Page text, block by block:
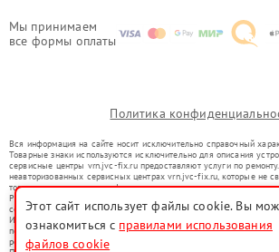
Мы принимаем
все формы оплаты
Политика
Вся информация на сайте носит исключительно справочный
Товарные знаки используются исключительно для описания
сервисные центры vrn.jvc-fix.ru предоставляют услуги по
неавторизованных сервисных центрах vrn.jvc-fix.ru, которые не
товарных знаков или их официальными представителями.
Ремонт осуществляется для устройств, уже введенных в
со статьей 1487 ГК РФ.
Использование товарных знаков не преследует цели
потребителей в заблуждение, а служит для информирования о
ремонту техники указанных брендов.
Этот сайт использует файлы cookie. Вы
ознакомиться с правилами использования
файлов cookie